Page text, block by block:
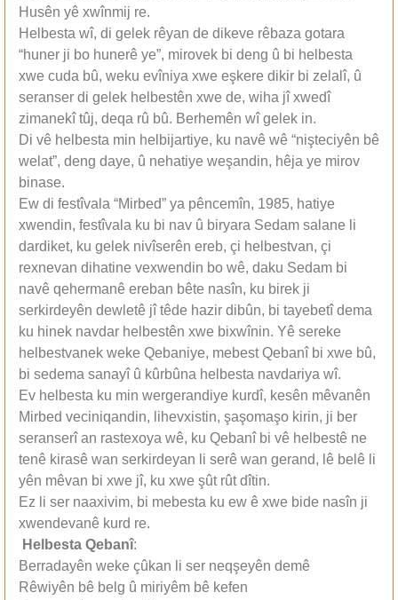
Husên yê xwînmij re.
Helbesta wî, di gelek rêyan de dikeve rêbaza gotara
“huner ji bo hunerê ye”, mirovek bi deng û bi helbesta
xwe cuda bû, weku evîniya xwe eşkere dikir bi zelalî, û
seranser di gelek helbestên xwe de, wiha jî xwedî
zimanekî tûj, deqa rû bû. Berhemên wî gelek in.
Di vê helbesta min helbijartiye, ku navê wê “nişteciyên bê
welat”, deng daye, û nehatiye weşandin, hêja ye mirov
binase.
Ew di festîvala “Mirbed” ya pêncemîn, 1985, hatiye
xwendin, festîvala ku bi nav û biryara Sedam salane li
dardiket, ku gelek nivîserên ereb, çi helbestvan, çi
rexnevan dihatine vexwendin bo wê, daku Sedam bi
navê qehermanê ereban bête nasîn, ku birek ji
serkirdeyên dewletê jî têde hazir dibûn, bi tayebetî dema
ku hinek navdar helbestên xwe bixwînin. Yê sereke
helbestvanek weke Qebaniye, mebest Qebanî bi xwe bû,
bi sedema sanayî û kûrbûna helbesta navdariya wî.
Ev helbesta ku min wergerandiye kurdî, kesên mêvanên
Mirbed veciniqandin, lihevxistin, şaşomaşo kirin, ji ber
seranserî an rastexoya wê, ku Qebanî bi vê helbestê ne
tenê kirasê wan serkirdeyan li serê wan gerand, lê belê li
yên mêvan bi xwe jî, ku xwe şût rût dîtin.
Ez li ser naaxivim, bi mebesta ku ew ê xwe bide nasîn ji
xwendevanê kurd re.
Helbesta Qebanî:
Berradayên weke çûkan li ser neqşeyên demê
Rêwiyên bê belg û miriyêm bê kefen